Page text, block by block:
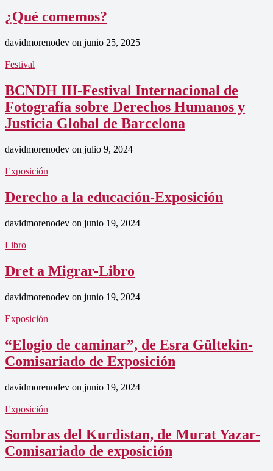
¿Qué comemos?
davidmorenodev on junio 25, 2025
Festival
BCNDH III-Festival Internacional de
Fotografía sobre Derechos Humanos y
Justicia Global de Barcelona
davidmorenodev on julio 9, 2024
Exposición
Derecho a la educación-Exposición
davidmorenodev on junio 19, 2024
Libro
Dret a Migrar-Libro
davidmorenodev on junio 19, 2024
Exposición
“Elogio de caminar”, de Esra Gültekin-
Comisariado de Exposición
davidmorenodev on junio 19, 2024
Exposición
Sombras del Kurdistan, de Murat Yazar-
Comisariado de exposición